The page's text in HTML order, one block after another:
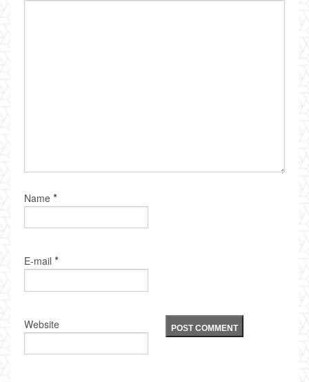
Name *
E-mail *
Website